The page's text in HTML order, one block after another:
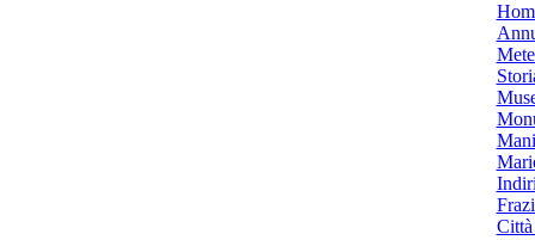
Città